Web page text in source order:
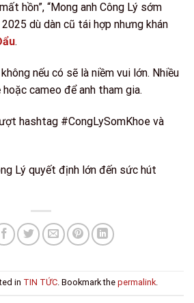
hồn”, “Mong anh Công Lý sớm
dù dàn cũ tái hợp nhưng khán
.
nếu có sẽ là niềm vui lớn. Nhiều
cameo để anh tham gia.
hashtag #CongLySomKhoe và
Lý quyết định lớn đến sức hút
in TIN TỨC. Bookmark the permalink.